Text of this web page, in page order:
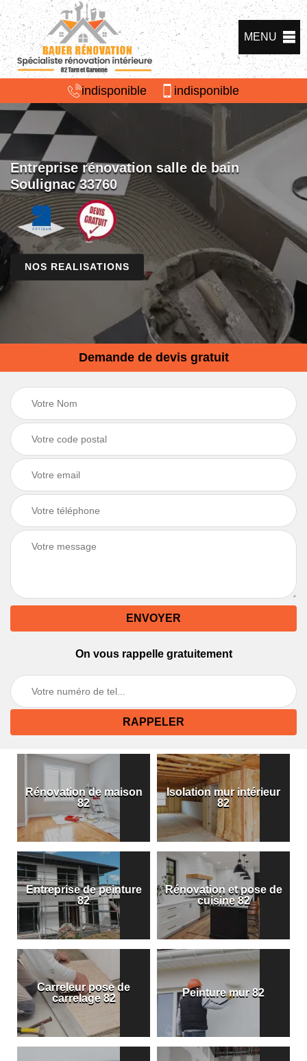
MENU
indisponible indisponible
Entreprise rénovation salle de bain
Soulignac 33760
NOS REALISATIONS
Demande de devis gratuit
On vous rappelle gratuitement
Rénovation de maison
82
Isolation mur intérieur
82
Entreprise de peinture
82
Rénovation et pose de
cuisine 82
Carreleur pose de
carrelage 82
Peinture mur 82